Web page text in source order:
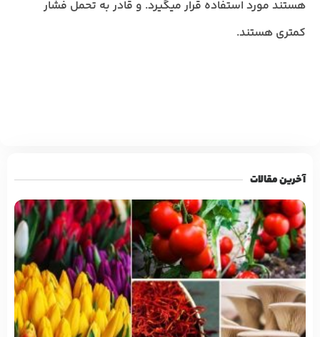
هستند مورد استفاده قرار میگیرد. و قادر به تحمل فشار
کمتری هستند.
آخرین مقالات